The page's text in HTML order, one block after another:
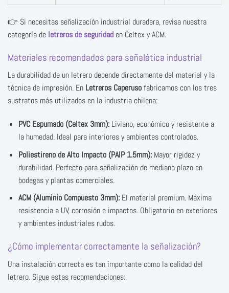
👉 Si necesitas señalización industrial duradera, revisa nuestra
categoría de letreros de seguridad en Celtex y ACM.
Materiales recomendados para señalética industrial
La durabilidad de un letrero depende directamente del material y la
técnica de impresión. En Letreros Caperusofabricamos con los tres
sustratos más utilizados en la industria chilena:
PVC Espumado (Celtex 3mm):Liviano, económico y resistente a
la humedad. Ideal para interiores y ambientes controlados.
Poliestireno de Alto Impacto (PAIP 1.5mm):Mayor rigidez y
durabilidad. Perfecto para señalización de mediano plazo en
bodegas y plantas comerciales.
ACM (Aluminio Compuesto 3mm):El material premium. Máxima
resistencia a UV, corrosión e impactos. Obligatorio en exteriores
y ambientes industriales rudos.
¿Cómo implementar correctamente la señalización?
Una instalación correcta es tan importante como la calidad del
letrero. Sigue estas recomendaciones: